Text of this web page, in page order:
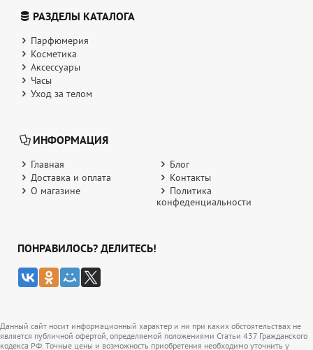
РАЗДЕЛЫ КАТАЛОГА
Парфюмерия
Косметика
Аксессуары
Часы
Уход за телом
ИНФОРМАЦИЯ
Главная
Блог
Доставка и оплата
Контакты
О магазине
Политика
конфеденциальности
ПОНРАВИЛОСЬ? ДЕЛИТЕСЬ!
Данный сайт носит информационный характер и ни при каких обстоятельствах не
является публичной офертой, определяемой положениями Статьи 437 Гражданского
кодекса РФ. Точные цены и возможность приобретения необходимо уточнить у